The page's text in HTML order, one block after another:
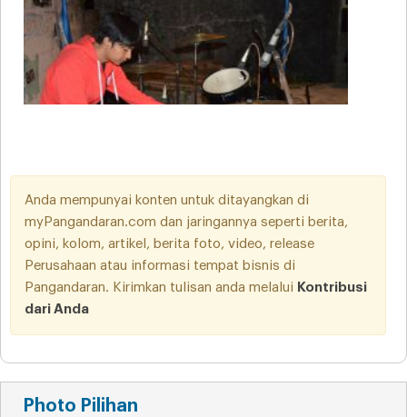
Anda mempunyai konten untuk ditayangkan di
myPangandaran.com dan jaringannya seperti berita,
opini, kolom, artikel, berita foto, video, release
Perusahaan atau informasi tempat bisnis di
Pangandaran. Kirimkan tulisan anda melalui Kontribusi
dari Anda
Photo Pilihan